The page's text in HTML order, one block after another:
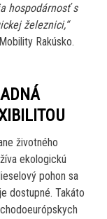
hospodárnosť s
železnici,“
Rakúsko.
životného
ekologickú
pohon sa
dostupné. Takáto